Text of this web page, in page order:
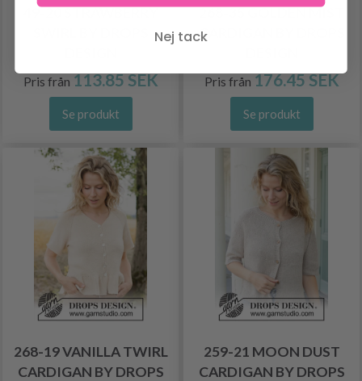
49-20 STRAWBERRY
Pris från113.85 SEK
Se produkt
268-35 GOLDEN MIST
CARDIGAN BY DROPS
Pris från176.45 SEK
Se produkt
268-19 VANILLA TWIRL
CARDIGAN BY DROPS
259-21 MOON DUST
CARDIGAN BY DROPS
Nej tack